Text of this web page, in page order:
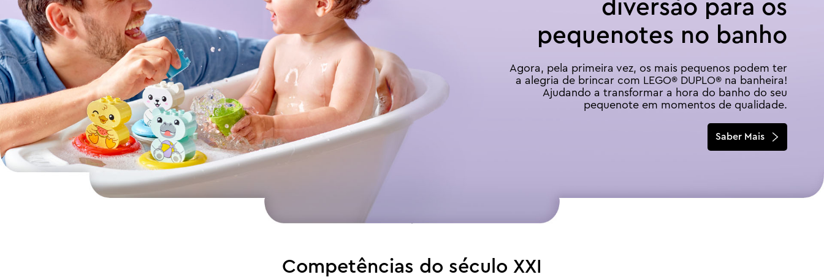
diversão para os
pequenotes no banho
Agora, pela primeira vez, os mais pequenos podem ter
a alegria de brincar com LEGO® DUPLO® na banheira!
Ajudando a transformar a hora do banho do seu
pequenote em momentos de qualidade.
Saber Mais
Competências do século XXI